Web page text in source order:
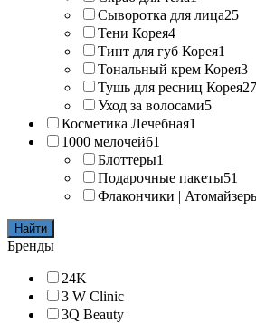
Сыворотка для лица25
Тени Корея4
Тинт для губ Корея1
Тональный крем Корея3
Тушь для ресниц Корея27
Уход за волосами5
Косметика Лечебная1
1000 мелочей61
Блоттеры1
Подарочные пакеты51
Флакончики |
Найти
Бренды
24K
3 W Clinic
3Q Beauty